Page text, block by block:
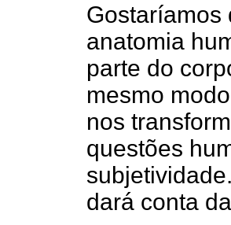
Gostaríamos
anatomia
parte do
mesmo
nos
questões
dará conta